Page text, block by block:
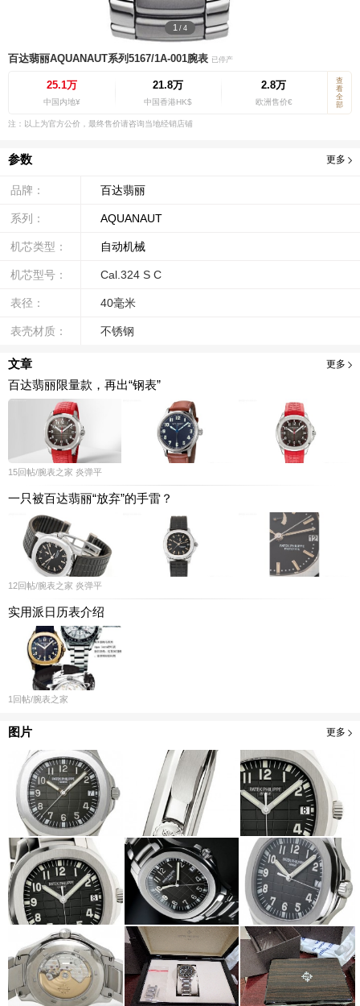
1 / 4
百达翡丽AQUANAUT系列5167/1A-001腕表 已停产
25.1万
中国内地¥
21.8万
中国香港HK$
2.8万
欧洲售价€
查
看
全
部
注：以上为官方公价，最终售价请咨询当地经销店铺
参数 更多
品牌： 百达翡丽
系列： AQUANAUT
机芯类型： 自动机械
机芯型号： Cal.324 S C
表径： 40毫米
表壳材质： 不锈钢
文章 更多
百达翡丽限量款，再出“钢表”
15回帖/腕表之家 炎弹平
一只被百达翡丽“放弃”的手雷？
12回帖/腕表之家 炎弹平
实用派日历表介绍
1 回帖/腕表之家
图片 更多